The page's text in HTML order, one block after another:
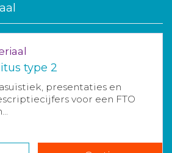
type 2
presentaties en
voor een FTO